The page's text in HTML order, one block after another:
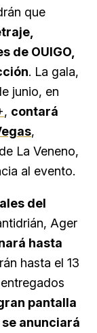
que
de OUIGO,
. La gala,
junio, en
, contará
,
La Veneno,
al evento.
del
Ager
hasta
hasta el 13
pantalla
anunciará